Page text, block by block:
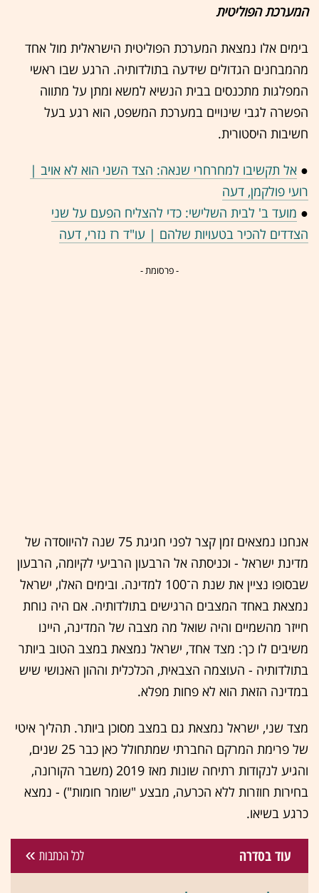
המערכת הפוליטית
בימים אלו נמצאת המערכת הפוליטית הישראלית מול אחד
מהמבחנים הגדולים שידעה בתולדותיה. הרגע שבו ראשי
המפלגות מתכנסים בבית הנשיא למשא ומתן על מתווה
הפשרה לגבי שינויים במערכת המשפט, הוא רגע בעל
חשיבות היסטורית.
● אל תקשיבו למחרחרי שנאה: הצד השני הוא לא אויב |
רועי פולקמן, דעה
● מועד ב' לבית השלישי: כדי להצליח הפעם על שני
הצדדים להכיר בטעויות שלהם | עו"ד רז נזרי, דעה
- פרסומת -
אנחנו נמצאים זמן קצר לפני חגיגת 75 שנה להיווסדה של
מדינת ישראל - וכניסתה אל הרבעון הרביעי לקיומה, הרבעון
שבסופו נציין את שנת ה־100 למדינה. ובימים האלו, ישראל
נמצאת באחד המצבים הרגישים בתולדותיה. אם היה נוחת
חייזר מהשמיים והיה שואל מה מצבה של המדינה, היינו
משיבים לו כך: מצד אחד, ישראל נמצאת במצב הטוב ביותר
בתולדותיה - העוצמה הצבאית, הכלכלית וההון האנושי שיש
במדינה הזאת הוא לא פחות מפלא.
מצד שני, ישראל נמצאת גם במצב מסוכן ביותר. תהליך איטי
של פרימת המרקם החברתי שמתחולל כאן כבר 25 שנים,
והגיע לנקודות רתיחה שונות מאז 2019 (משבר הקורונה,
בחירות חוזרות ללא הכרעה, מבצע "שומר חומות") - נמצא
כרגע בשיאו.
עוד בסדרה לכל הכתבות